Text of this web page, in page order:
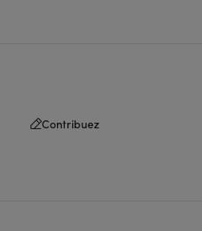
Contribuez